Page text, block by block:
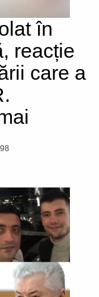
în
reacție
care a